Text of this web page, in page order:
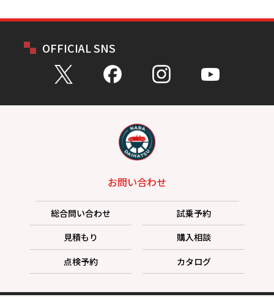
OFFICIAL SNS
お問い合わせ
総合問い合わせ
試乗予約
見積もり
購入相談
点検予約
カタログ